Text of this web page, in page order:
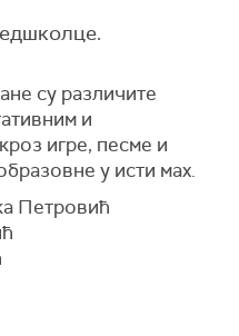
су различите
и
игре, песме и
у исти мах.
Петровић